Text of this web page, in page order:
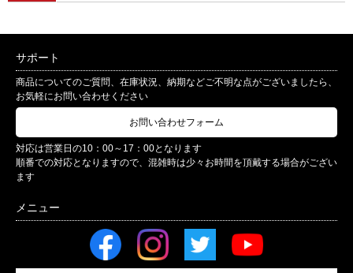
サポート
商品についてのご質問、在庫状況、納期などご不明な点がございましたら、
お気軽にお問い合わせください
お問い合わせフォーム
対応は営業日の10：00～17：00となります
順番での対応となりますので、混雑時は少々お時間を頂戴する場合がござい
ます